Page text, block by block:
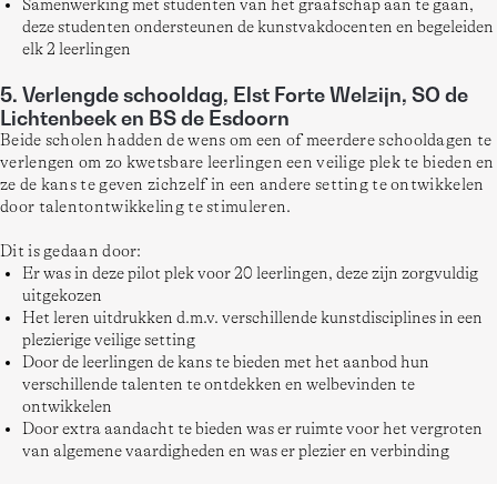
Samenwerking met studenten van het graafschap aan te gaan,
deze studenten ondersteunen de kunstvakdocenten en begeleiden
elk 2 leerlingen
5. Verlengde schooldag, Elst Forte Welzijn, SO de
Lichtenbeek en BS de Esdoorn
Beide scholen hadden de wens om een of meerdere schooldagen te
verlengen om zo kwetsbare leerlingen een veilige plek te bieden en
ze de kans te geven zichzelf in een andere setting te ontwikkelen
door talentontwikkeling te stimuleren.
Dit is gedaan door:
Er was in deze pilot plek voor 20 leerlingen, deze zijn zorgvuldig
uitgekozen
Het leren uitdrukken d.m.v. verschillende kunstdisciplines in een
plezierige veilige setting
Door de leerlingen de kans te bieden met het aanbod hun
verschillende talenten te ontdekken en welbevinden te
ontwikkelen
Door extra aandacht te bieden was er ruimte voor het vergroten
van algemene vaardigheden en was er plezier en verbinding